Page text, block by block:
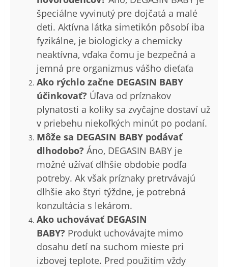
špeciálne vyvinutý pre dojčatá a malé
deti. Aktívna látka simetikón pôsobí iba
fyzikálne, je biologicky a chemicky
neaktívna, vďaka čomu je bezpečná a
jemná pre organizmus vášho dieťaťa
Ako rýchlo začne DEGASIN BABY
účinkovať? Úľava od príznakov
plynatosti a koliky sa zvyčajne dostaví už
v priebehu niekoľkých minút po podaní.
Môže sa DEGASIN BABY podávať
dlhodobo? Áno, DEGASIN BABY je
možné užívať dlhšie obdobie podľa
potreby. Ak však príznaky pretrvávajú
dlhšie ako štyri týždne, je potrebná
konzultácia s lekárom.
Ako uchovávať DEGASIN
BABY? Produkt uchovávajte mimo
dosahu detí na suchom mieste pri
izbovej teplote. Pred použitím vždy